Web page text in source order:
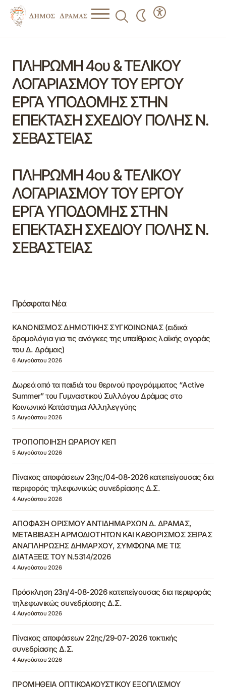
ΠΛΗΡΩΜΗ 4ου & ΤΕΛΙΚΟΥ
ΛΟΓΑΡΙΑΣΜΟΥ ΤΟΥ ΕΡΓΟΥ
ΕΡΓΑ ΥΠΟΔΟΜΗΣ ΣΤΗΝ
ΕΠΕΚΤΑΣΗ ΣΧΕΔΙΟΥ ΠΟΛΗΣ Ν.
ΣΕΒΑΣΤΕΙΑΣ
ΠΛΗΡΩΜΗ 4ου & ΤΕΛΙΚΟΥ
ΛΟΓΑΡΙΑΣΜΟΥ ΤΟΥ ΕΡΓΟΥ
ΕΡΓΑ ΥΠΟΔΟΜΗΣ ΣΤΗΝ
ΕΠΕΚΤΑΣΗ ΣΧΕΔΙΟΥ ΠΟΛΗΣ Ν.
ΣΕΒΑΣΤΕΙΑΣ
Πρόσφατα Νέα
ΚΑΝΟΝΙΣΜΟΣ ΔΗΜΟΤΙΚΗΣ ΣΥΓΚΟΙΝΩΝΙΑΣ (ειδικά
δρομολόγια για τις ανάγκες της υπαίθριας λαϊκής αγοράς
του Δ. Δράμας)
6 Αυγούστου 2026
Δωρεά από τα παιδιά του θερινού προγράμματος “Active
Summer” του Γυμναστικού Συλλόγου Δράμας στο
Κοινωνικό Κατάστημα Αλληλεγγύης
5 Αυγούστου 2026
ΤΡΟΠΟΠΟΙΗΣΗ ΩΡΑΡΙΟΥ ΚΕΠ
5 Αυγούστου 2026
Πίνακας αποφάσεων 23ης/04-08-2026 κατεπείγουσας δια
περιφοράς τηλεφωνικώς συνεδρίασης Δ.Σ.
4 Αυγούστου 2026
ΑΠΟΦΑΣΗ ΟΡΙΣΜΟΥ ΑΝΤΙΔΗΜΑΡΧΩΝ Δ. ΔΡΑΜΑΣ,
ΜΕΤΑΒΙΒΑΣΗ ΑΡΜΟΔΙΟΤΗΤΩΝ ΚΑΙ ΚΑΘΟΡΙΣΜΟΣ ΣΕΙΡΑΣ
ΑΝΑΠΛΗΡΩΣΗΣ ΔΗΜΑΡΧΟΥ, ΣΥΜΦΩΝΑ ΜΕ ΤΙΣ
ΔΙΑΤΑΞΕΙΣ ΤΟΥ Ν.5314/2026
4 Αυγούστου 2026
Πρόσκληση 23η/4-08-2026 κατεπείγουσας δια περιφοράς
τηλεφωνικώς συνεδρίασης Δ.Σ.
4 Αυγούστου 2026
Πίνακας αποφάσεων 22ης/29-07-2026 τακτικής
συνεδρίασης Δ.Σ.
4 Αυγούστου 2026
ΠΡΟΜΗΘΕΙΑ ΟΠΤΙΚΟΑΚΟΥΣΤΙΚΟΥ ΕΞΟΠΛΙΣΜΟΥ